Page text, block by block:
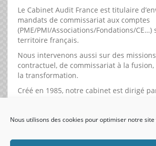
Nous utilisons des cookies pour optimiser notre
Le Cabinet Audit France est titulaire
mandats de commissariat aux comptes
(PME/PMI/Associations/Fondations/CE…)
territoire français.
Nous intervenons aussi sur des
contractuel, de commissariat à la fusion,
la transformation.
Créé en 1985, notre cabinet est dirigé